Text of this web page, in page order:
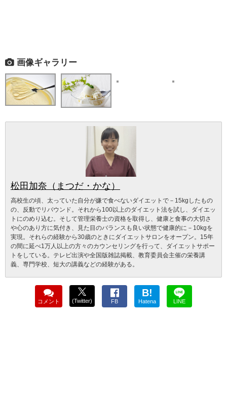
画像ギャラリー
松田加奈（まつだ・かな）
高校生の頃、太っていた自分が嫌で食べないダイエットで－15kgしたもの
の、反動でリバウンド。それから100以上のダイエット法を試し、ダイエッ
トにのめり込む。そして管理栄養士の資格を取得し、健康と食事の大切さ
や心のあり方に気付き、見た目のバランスも良い状態で健康的に－10kgを
実現。それらの経験から30歳のときにダイエットサロンをオープン。15年
の間に延べ1万人以上の方々のカウンセリングを行って、ダイエットサポー
トをしている。テレビ出演や全国版雑誌掲載、教育委員会主催の栄養講
義、専門学校、短大の講義などの経験がある。
コメント (Twitter) FB
B!
Hatena LINE